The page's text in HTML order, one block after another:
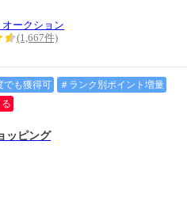
ークション
(1,667件)
でも獲得可
＃ランク別ポイント増量
ッピング